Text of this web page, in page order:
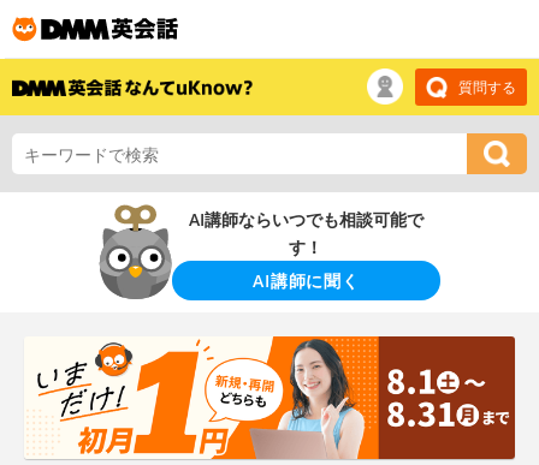
質問する
AI講師ならいつでも相談可能で
す！
AI講師に聞く